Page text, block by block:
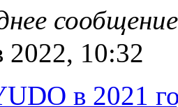
2022, 10:32
в 2021